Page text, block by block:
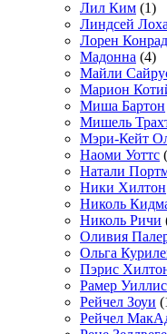
Лил Ким (1)
Линдсей
Лорен Конрад
Мадонна (4)
Майли
Марион
Миша Бартон
Мишель
Мэри-Кейт
Наоми Уоттс
Натали
Ники Хилтон
Николь
Николь Ричи
Оливия
Ольга
Пэрис
Рамер Уиллис
Рейчел Зоуи
Рейчел